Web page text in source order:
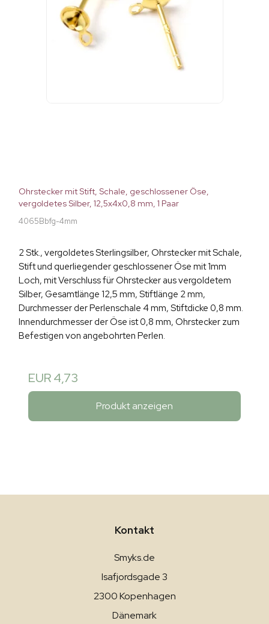
Ohrstecker mit Stift, Schale, geschlossener Öse,
vergoldetes Silber, 12,5x4x0,8 mm, 1 Paar
4065Bbfg-4mm
2 Stk., vergoldetes Sterlingsilber, Ohrstecker mit Schale,
Stift und querliegender geschlossener Öse mit 1mm
Loch, mit Verschluss für Ohrstecker aus vergoldetem
Silber, Gesamtlänge 12,5 mm, Stiftlänge 2 mm,
Durchmesser der Perlenschale 4 mm, Stiftdicke 0,8 mm.
Innendurchmesser der Öse ist 0,8 mm, Ohrstecker zum
Befestigen von angebohrten Perlen.
EUR 4,73
Produkt anzeigen
Kontakt
Smyks.de
Isafjordsgade 3
2300 Kopenhagen
Dänemark